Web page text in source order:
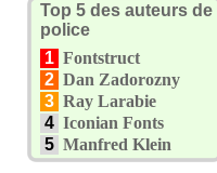
Top 5 des auteurs de
police
1 Fontstruct
2 Dan Zadorozny
3 Ray Larabie
4 Iconian Fonts
5 Manfred Klein